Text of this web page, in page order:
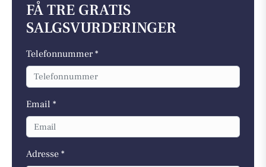
FÅ TRE GRATIS
SALGSVURDERINGER
Telefonnummer *
Email *
Adresse *